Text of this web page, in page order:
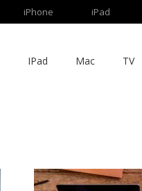
iPhone iPad
IPad Mac TV